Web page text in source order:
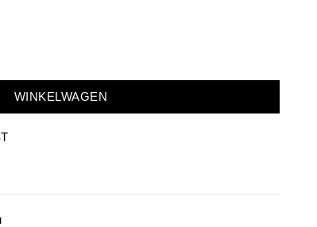
WINKELWAGEN